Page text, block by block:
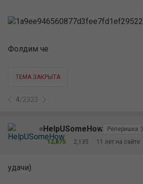
Фолдим че
ТЕМА ЗАКРЫТА
4/2323
HelpUSomeHow
Реперишка :)
12,875
2,135 11 лет на сайте
удачи)